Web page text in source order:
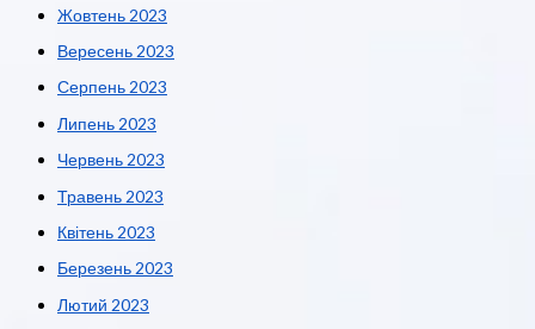
Жовтень 2023
Вересень 2023
Серпень 2023
Липень 2023
Червень 2023
Травень 2023
Квітень 2023
Березень 2023
Лютий 2023